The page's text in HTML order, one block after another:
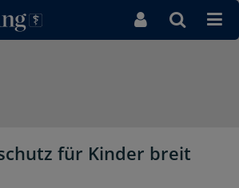
für Kinder breit